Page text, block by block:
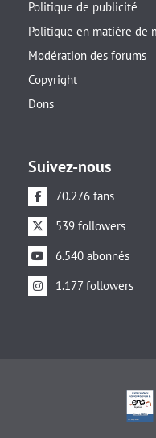
Politique de publicité
Politique en matière de
Modération des forums
Copyright
Dons
Suivez-nous
70.276 fans
539 followers
6.540 abonnés
1.177 followers